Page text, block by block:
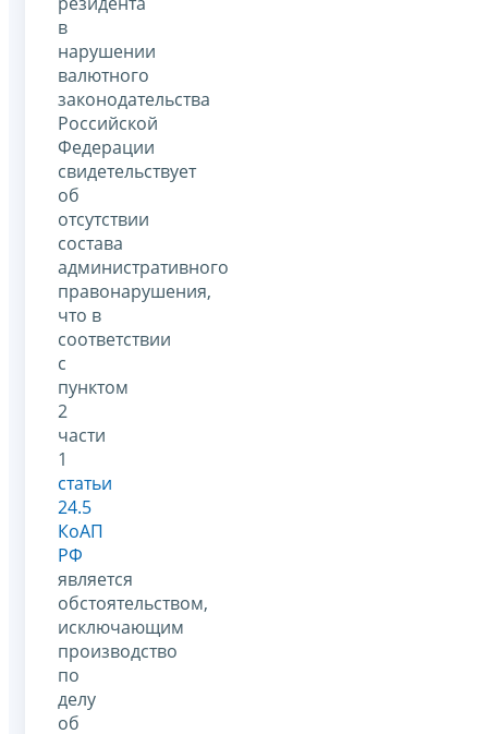
в
нарушении
валютного
законодательства
Российской
Федерации
свидетельствует
об
отсутствии
состава
административного
правонарушения,
что в
соответствии
с
пунктом
2
части
1
статьи
24.5
КоАП
РФ
является
обстоятельством,
исключающим
производство
по
делу
об